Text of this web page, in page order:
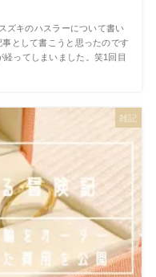
ズキのハスラーについて書い
として書こうと思ったのです
ってしまいました。笑1回目
雑記